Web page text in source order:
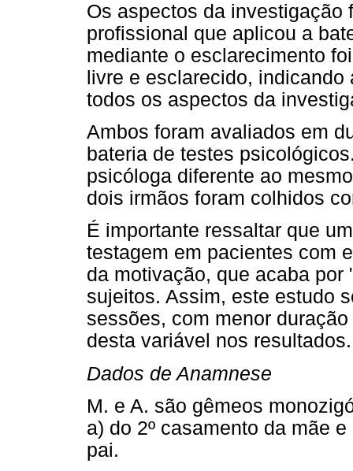
Os aspectos da investigação
profissional que aplicou a
mediante o esclarecimento
livre e esclarecido,
todos os aspectos da
Ambos foram avaliados em
bateria de testes
psicóloga diferente ao
dois irmãos foram colhidos
É importante ressaltar que
testagem em pacientes com
da motivação, que acaba
sujeitos. Assim, este estudo
sessões, com menor
desta variável nos resultados.
Dados de Anamnese
M. e A. são gêmeos
a) do 2º casamento da mãe
pai.